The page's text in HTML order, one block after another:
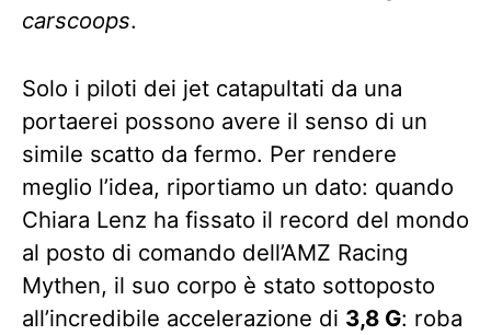
carscoops.
Solo i piloti dei jet catapultati da una
portaerei possono avere il senso di un
simile scatto da fermo. Per rendere
meglio l’idea, riportiamo un dato: quando
Chiara Lenz ha fissato il record del mondo
al posto di comando dell’AMZ Racing
Mythen, il suo corpo è stato sottoposto
all’incredibile accelerazione di 3,8 G: roba